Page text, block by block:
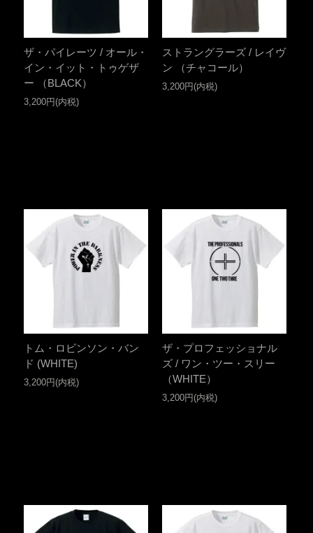
ザ・パイレーツ / オール・
イン・イット・トゥゲザ
ー （BLACK）
3,200円(内税)
ストラングラーズ / レイヴ
ン （チャコール）
3,200円(内税)
トム・ロビンソン・バン
ド (WHITE)
3,200円(内税)
ザ・プロフェッショナル
ズ / ワン・ツー・スリー
（WHITE）
3,200円(内税)